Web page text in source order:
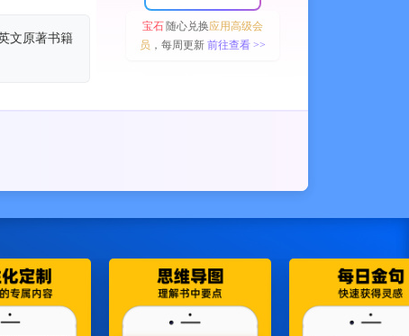
文原著书籍
宝石随心兑换应用高级会
员 ，每周更新 前往查看 >>